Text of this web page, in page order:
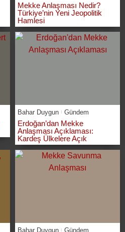
Mekke Anlaşması Nedir?
Türkiye’nin Yeni Jeopolitik
Hamlesi
Bahar Duygun Gündem
Erdoğan’dan Mekke
Anlaşması Açıklaması:
Kardeş Ülkelere Açık
Bahar Duygun Gündem